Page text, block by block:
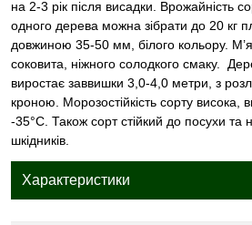
на 2-3 рік після висадки. Врожайність
одного дерева можна зібрати до 20 кг
довжиною 35-50 мм, білого кольору.
соковита, ніжного солодкого смаку.
виростає заввишки 3,0-4,0 метри, з
кроною. Морозостійкість сорту висока,
-35°С. Також сорт стійкий до посухи та
шкідників.
Характеристики